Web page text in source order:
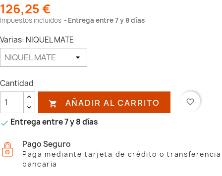
126,25 €
Impuestos incluidos Entrega entre 7 y 8 días
Varias: NIQUEL MATE
Cantidad
 AÑADIR AL CARRITO favorite_border
 Entrega entre 7 y 8 días
Pago Seguro
Paga mediante tarjeta de crédito o transferencia
bancaria